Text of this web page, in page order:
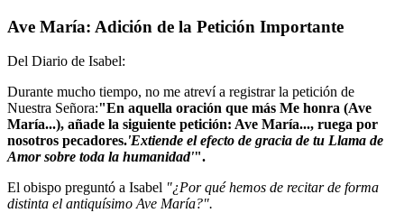
Ave María: Adición de la Petición Importante
Del Diario de Isabel:
Durante mucho tiempo, no me atreví a registrar la petición de
Nuestra Señora:"En aquella oración que más Me honra (Ave
María...), añade la siguiente petición: Ave María..., ruega por
nosotros pecadores.'Extiende el efecto de gracia de tu Llama de
Amor sobre toda la humanidad'".
El obispo preguntó a Isabel "¿Por qué hemos de recitar de forma
distinta el antiquísimo Ave María?".